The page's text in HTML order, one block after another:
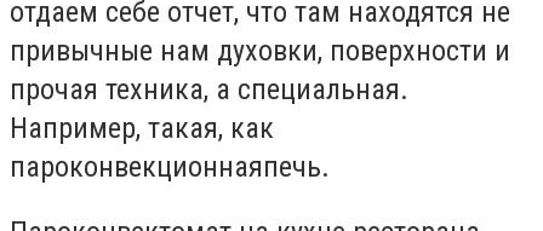
отдаем себе отчет, что там находятся не
привычные нам духовки, поверхности и
прочая техника, а специальная.
Например, такая, как
пароконвекционнаяпечь.